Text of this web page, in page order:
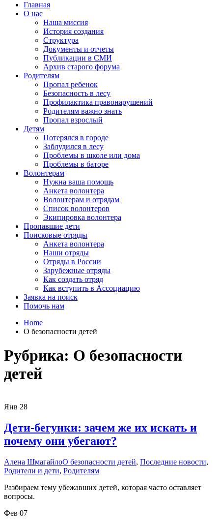
Главная
О нас
Наша миссия
История создания
Структура
Документы и отчеты
Публикации в СМИ
Архив старого форума
Родителям
Пропал ребенок
Безопасность в лесу
Профилактика правонарушений
Родителям важно знать
Пропал взрослый
Детям
Потерялся в городе
Заблудился в лесу
Проблемы в школе или дома
Проблемы в баторе
Волонтерам
Нужна ваша помощь
Анкета волонтера
Волонтерам и отрядам
Список волонтеров
Экипировка волонтера
Пропавшие дети
Поисковые отряды
Анкета волонтера
Наши отряды
Отряды в России
Зарубежные отряды
Как создать отряд
Как вступить в Ассоциацию
Заявка на поиск
Помочь нам
Home
О безопасности детей
Рубрика: О безопасности
детей
Янв 28
Дети-бегунки: зачем же их искать и
почему они убегают?
Алена ШмагайлоО безопасности детей, Последние новости,
Родители и дети, Родителям
Разбираем тему убежавших детей, которая часто оставляет
вопросы.
Фев 07